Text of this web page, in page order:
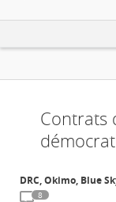
Recherche et
Sites de pays
Contrats
DRC, Okimo, Blue
8